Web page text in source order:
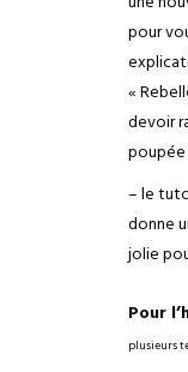
pour
«
devoir
poupée
– le
donne
jolie
Pour
plusieurs